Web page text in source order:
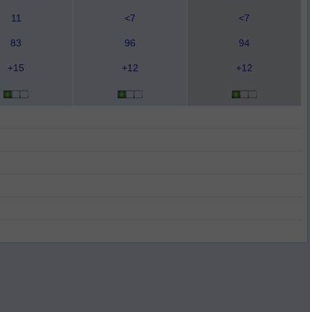
11 <7 <7
83 96 94
+15 +12 +12